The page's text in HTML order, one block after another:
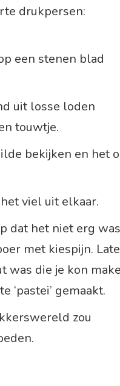
drukpersen:
een stenen blad
uit losse loden
touwtje.
bekijken en het
viel uit elkaar.
dat het niet erg
met kiespijn.
was die je kon
‘pastei’ gemaakt.
zou